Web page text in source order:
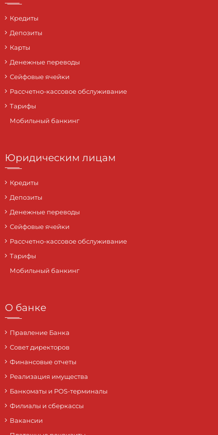
Кредиты
Депозиты
Карты
Денежные переводы
Сейфовые ячейки
Рассчетно-кассовое обслуживание
Тарифы
Мобильный банкинг
Юридическим лицам
Кредиты
Депозиты
Денежные переводы
Сейфовые ячейки
Рассчетно-кассовое обслуживание
Тарифы
Мобильный банкинг
О банке
Правление Банка
Совет директоров
Финансовые отчеты
Реализация имущества
Банкоматы и POS-терминалы
Филиалы и сберкассы
Вакансии